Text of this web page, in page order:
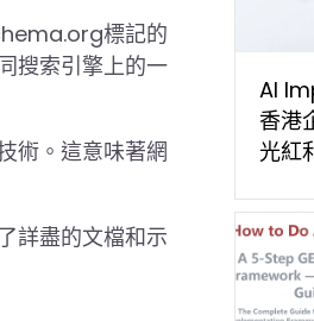
標記的
搜索引擎上的一
術。這意味著網
詳盡的文檔和示
AI
香港
光紅